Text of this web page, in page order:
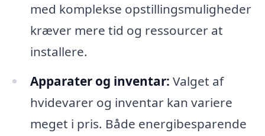
med komplekse opstillingsmuligheder
kræver mere tid og ressourcer at
installere.
Apparater og inventar: Valget af
hvidevarer og inventar kan variere
meget i pris. Både energibesparende